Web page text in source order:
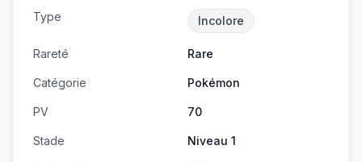
Type Incolore
Rareté Rare
Catégorie Pokémon
PV 70
Stade Niveau 1